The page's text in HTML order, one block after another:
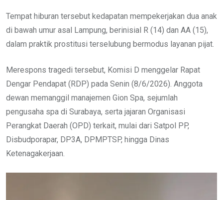
Tempat hiburan tersebut kedapatan mempekerjakan dua anak
di bawah umur asal Lampung, berinisial R (14) dan AA (15),
dalam praktik prostitusi terselubung bermodus layanan pijat.
Merespons tragedi tersebut, Komisi D menggelar Rapat
Dengar Pendapat (RDP) pada Senin (8/6/2026). Anggota
dewan memanggil manajemen Gion Spa, sejumlah
pengusaha spa di Surabaya, serta jajaran Organisasi
Perangkat Daerah (OPD) terkait, mulai dari Satpol PP,
Disbudporapar, DP3A, DPMPTSP, hingga Dinas
Ketenagakerjaan.